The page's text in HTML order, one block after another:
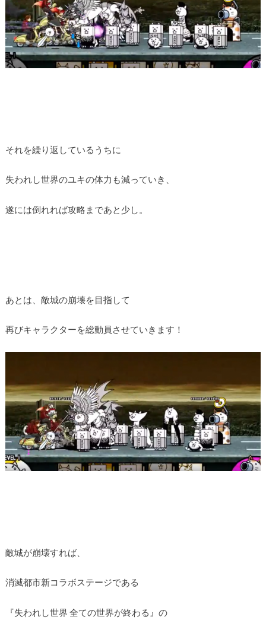
それを繰り返しているうちに
失われし世界のユキの体力も減っていき、
遂には倒れれば攻略まであと少し。
あとは、敵城の崩壊を目指して
再びキャラクターを総動員させていきます！
敵城が崩壊すれば、
消滅都市新コラボステージである
『失われし世界 全ての世界が終わる』の